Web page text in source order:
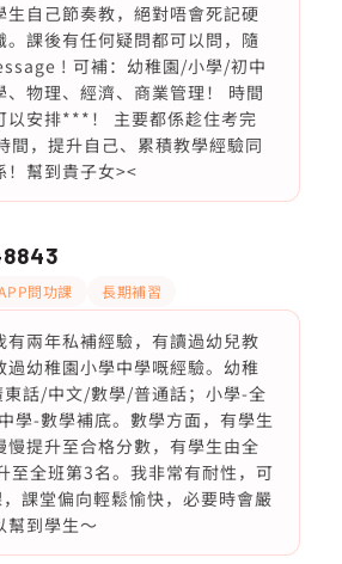
生自己節奏教，絕對唔會死記硬
。課後有任何疑問都可以問，隨
! 可補：幼稚園/小學/初中
、物理、經濟、商業管理！ 時間
以安排***！ 主要都係趁住考完
間，提升自己、累積教學經驗同
！幫到貴子女><
問功課 長期補習
有兩年私補經驗，有讀過幼兒教
過幼稚園小學中學嘅經驗。幼稚
話/中文/數學/普通話；小學-全
學-數學補底。數學方面，有學生
慢提升至合格分數，有學生由全
至全班第3名。我非常有耐性，可
課堂偏向輕鬆愉快，必要時會嚴
幫到學生～